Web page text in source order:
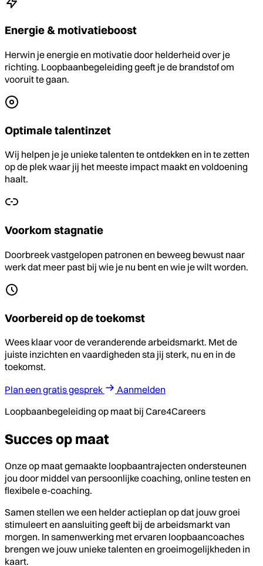
Energie & motivatieboost
Herwin je energie en motivatie door helderheid over je
richting. Loopbaanbegeleiding geeft je de brandstof om
vooruit te gaan.
Optimale talentinzet
Wij helpen je je unieke talenten te ontdekken en in te zetten
op de plek waar jij het meeste impact maakt en voldoening
haalt.
Voorkom stagnatie
Doorbreek vastgelopen patronen en beweeg bewust naar
werk dat meer past bij wie je nu bent en wie je wilt worden.
Voorbereid op de toekomst
Wees klaar voor de veranderende arbeidsmarkt. Met de
juiste inzichten en vaardigheden sta jij sterk, nu en in de
toekomst.
Plan een gratis gesprek
Aanmelden
Loopbaanbegeleiding op maat bij Care4Careers
Succes op maat
Onze op maat gemaakte loopbaantrajecten ondersteunen
jou door middel van persoonlijke coaching, online testen en
flexibele e-coaching.
Samen stellen we een helder actieplan op dat jouw groei
stimuleert en aansluiting geeft bij de arbeidsmarkt van
morgen. In samenwerking met ervaren loopbaancoaches
brengen we jouw unieke talenten en groeimogelijkheden in
kaart.